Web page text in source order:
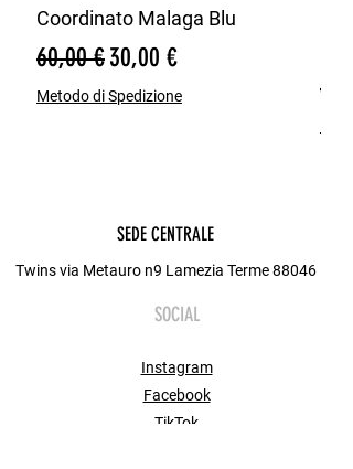
Coordinato Malaga Blu
Prezzo regolare
60,00 €Prezzo scontato
30,00 €
Metodo di Spedizione
SEDE CENTRALE
Twins via Metauro n9 Lamezia Terme 88046
SOCIAL
Instagram
Facebook
TikTok